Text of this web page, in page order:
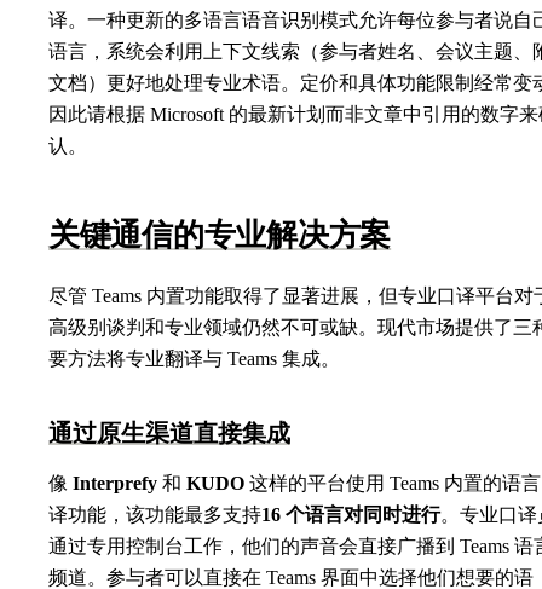
译。一种更新的多语言语音识别模式允许每位参与者说自
语言，系统会利用上下文线索（参与者姓名、会议主题、
文档）更好地处理专业术语。定价和具体功能限制经常变
因此请根据 Microsoft 的最新计划而非文章中引用的数字
认。
关键通信的专业解决方案
尽管 Teams 内置功能取得了显著进展，但专业口译平台对
高级别谈判和专业领域仍然不可或缺。现代市场提供了三
要方法将专业翻译与 Teams 集成。
通过原生渠道直接集成
像 Interprefy 和 KUDO 这样的平台使用 Teams 内置的语
译功能，该功能最多支持16 个语言对同时进行。专业口译
通过专用控制台工作，他们的声音会直接广播到 Teams 语
频道。参与者可以直接在 Teams 界面中选择他们想要的语